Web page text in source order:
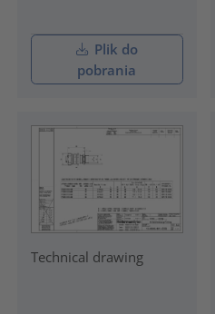
Plik do
pobrania
Technical drawing